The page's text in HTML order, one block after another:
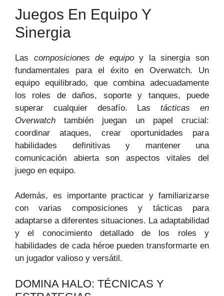
Juegos En Equipo Y
Sinergia
Las composiciones de equipoy la sinergia son
fundamentales para el éxito en Overwatch. Un
equipo equilibrado, que combina adecuadamente
los roles de daños, soporte y tanques, puede
superar cualquier desafío. Lastácticas en
Overwatch también juegan un papel crucial:
coordinar ataques, crear oportunidades para
habilidades definitivas y mantener una
comunicación abierta son aspectos vitales del
juego en equipo.
Además, es importante practicar y familiarizarse
con varias composiciones y tácticas para
adaptarse a diferentes situaciones. La adaptabilidad
y el conocimiento detallado de los roles y
habilidades de cada héroe pueden transformarte en
un jugador valioso y versátil.
DOMINA HALO: TÉCNICAS Y